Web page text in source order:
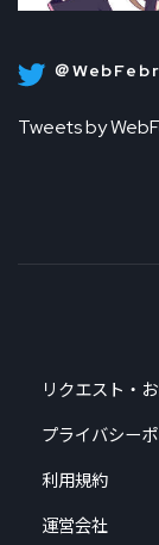
＠
Tweets by
リクエスト・
プライバシー
利用規約
運営会社